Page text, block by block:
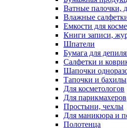
Ватные палочки,
Влажные
Емкости для
Книги записи,
Шпатели
Бумага для
Салфетки и
Шапочки
Тапочки и бахилы
Для косметологов
Для парикмахеров
Простыни, чехлы
Для маникюра и
Полотенца